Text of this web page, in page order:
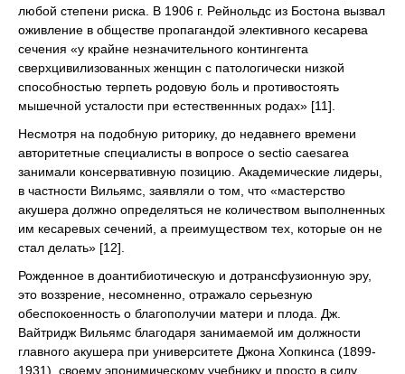
любой степени риска. В 1906 г. Рeйнольдс из Бостона вызвал
оживление в обществе пропагандой элективного кесарева
сечения «у крайне незначительного контингента
сверхцивилизованных женщин с патологически низкой
способностью терпеть родовую боль и противостоять
мышечной усталости при естественнных родах» [11].
Несмотря на подобную риторику, до недавнего времени
авторитетные специалисты в вопросе о sectio caesarea
занимали консервативную позицию. Академические лидеры,
в частности Вильямс, заявляли о том, что «мастерство
акушера должно определяться не количеством выполненных
им кесаревых сечений, а преимуществом тех, которые он не
стал делать» [12].
Рожденное в доантибиотическую и дотрансфузионную эру,
это воззрение, несомненно, отражало серьезную
обеспокоенность о благополучии матери и плода. Дж.
Вайтридж Вильямс благодаря занимаемой им должности
главного акушера при университете Джона Хопкинса (1899-
1931), своему эпонимическому учебнику и просто в силу